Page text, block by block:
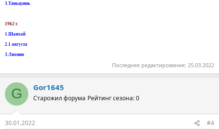
3.Тяньцзинь
1962 г.
1.Шанхай
2.1 августа
3.Ляонин
Последнее редактирование: 25.03.2022
G Gor1645
Старожил форума Рейтинг сезона: 0
30.01.2022 #4